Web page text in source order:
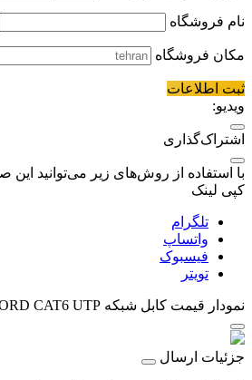
نام فروشگاه
مکان فروشگاه
ثبت اطلاعات
ویدیو:
اشتراک‌گذاری
با استفاده از روش‌های زیر می‌توانید این
کپی لینک
تلگرام
واتساپ
فیسبوک
تویتر
نمودار قیمت کابل شبکه 10M PACHCORD CAT6 UTP
جزئیات ارسال